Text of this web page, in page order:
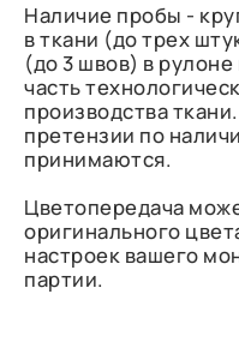
Наличие пробы -
в ткани (до трех
(до 3 швов) в
часть
производства
претензии по
принимаются.
Цветопередача
оригинального
настроек вашего
партии.